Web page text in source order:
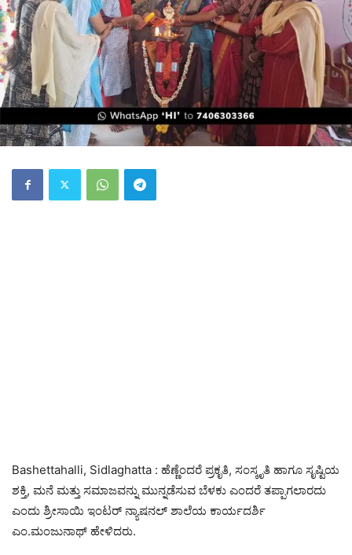
Bashettahalli, Sidlaghatta : ಹೆಣ್ಣೆಂದರೆ ಪ್ರಕೃತಿ, ಸಂಸ್ಕೃತಿ ಹಾಗೂ ಸೃಷ್ಟಿಯ
ಶಕ್ತಿ, ಮನೆ ಮತ್ತು ಸಮಾಜವನ್ನು ಮುನ್ನಡೆಸುವ ಬೆಳಕು ಎಂದರೆ ತಪ್ಪಾಗಲಾರದು
ಎಂದು ಶ್ರೀಸಾಯಿ ಇಂಟರ್ ನ್ಯಾಷನಲ್ ಶಾಲೆಯ ಕಾರ್ಯದರ್ಶಿ
ಎಂ.ಮಂಜುನಾಥ್ ಹೇಳಿದರು.